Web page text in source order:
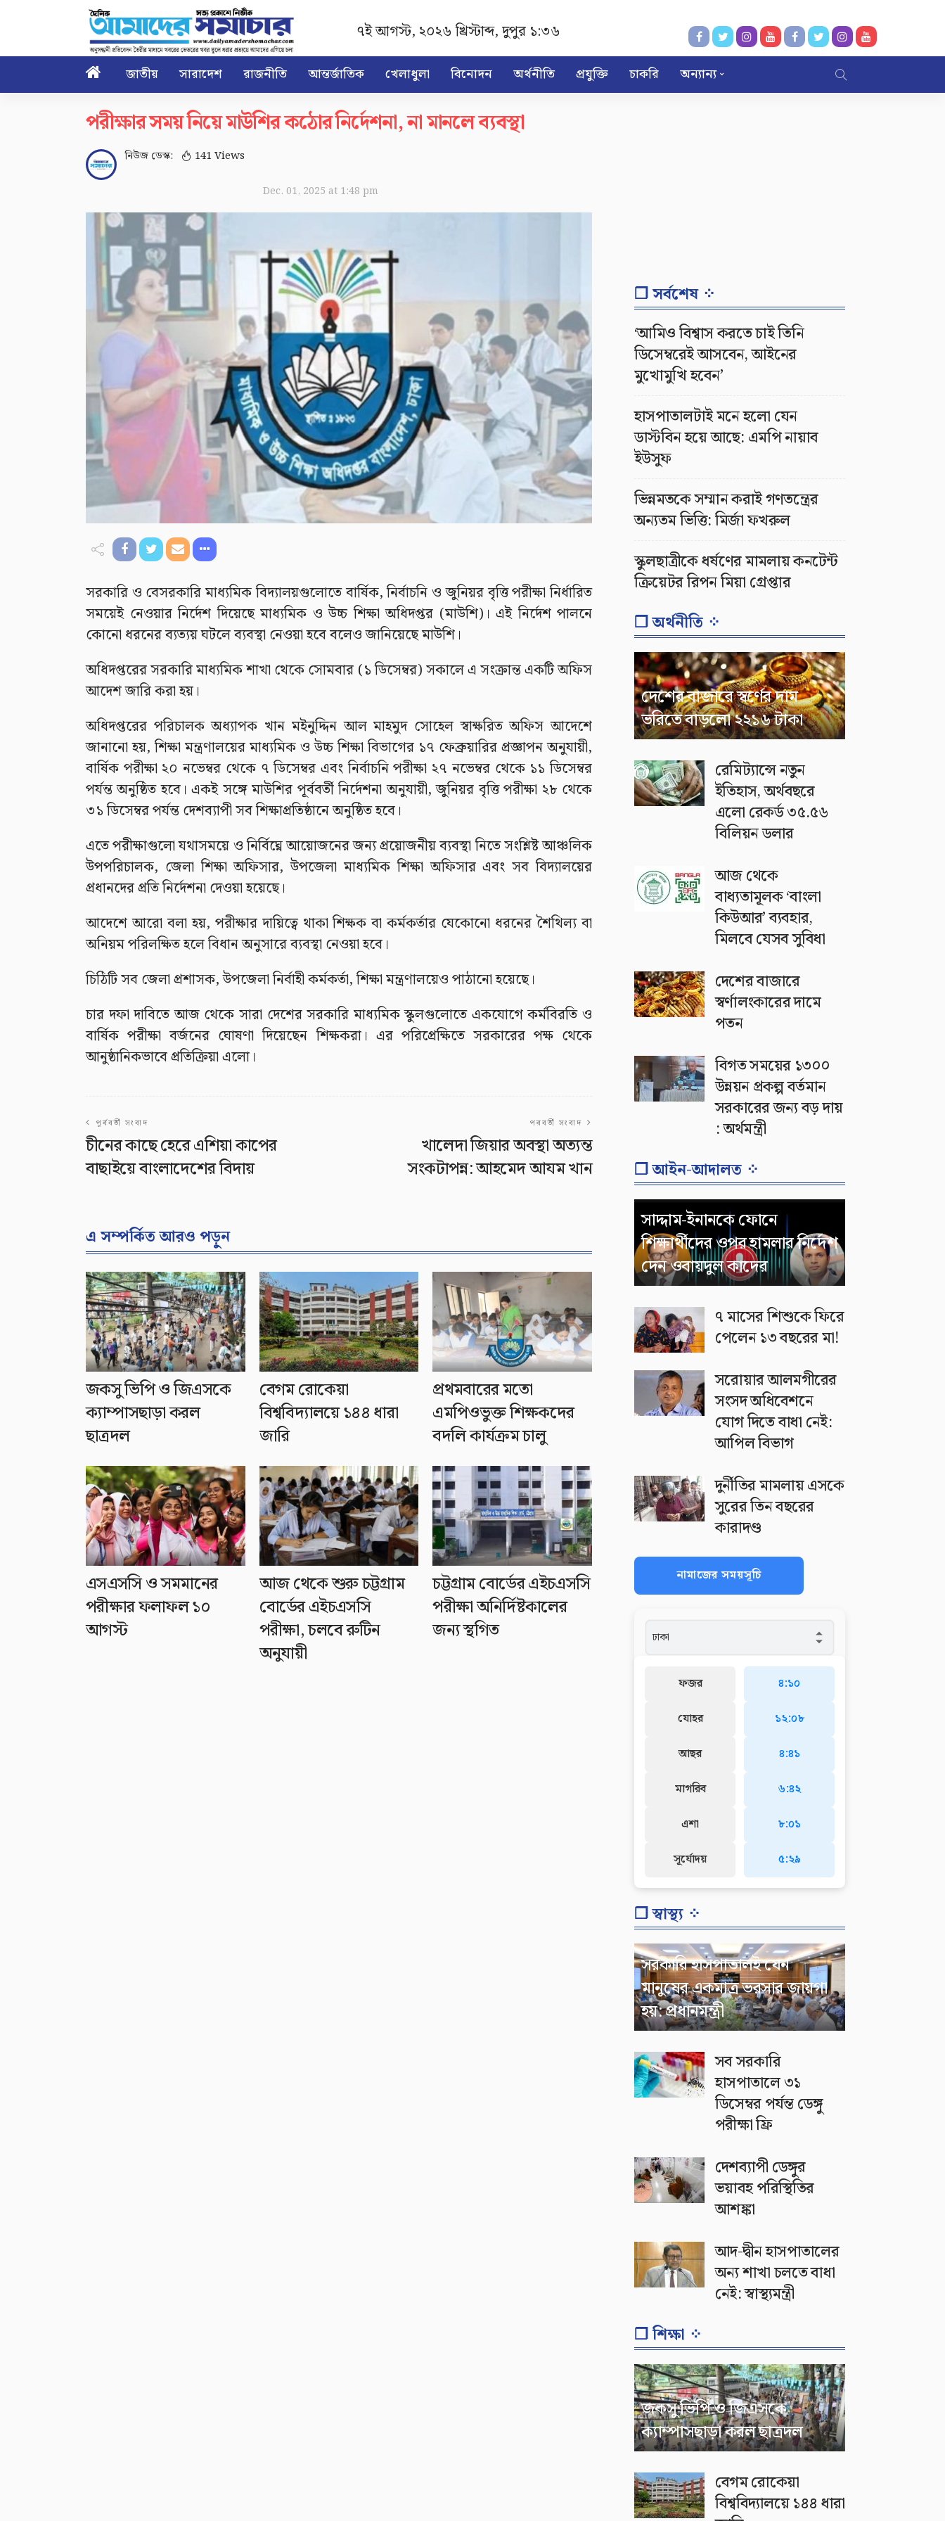
৭ই আগস্ট, ২০২৬ খ্রিস্টাব্দ,দুপুর ১:৩৬
 জাতীয় সারাদেশ রাজনীতি আন্তর্জাতিক খেলাধুলা বিনোদন অর্থনীতি প্রযুক্তি চাকরি অন্যান্য
পরীক্ষার সময় নিয়ে মাউশির কঠোর নির্দেশনা, না মানলে ব্যবস্থা
নিউজ ডেস্ক: 141 Views
Dec. 01, 2025 at 1:48 pm
সরকারি ও বেসরকারি মাধ্যমিক বিদ্যালয়গুলোতে বার্ষিক, নির্বাচনি ও জুনিয়র বৃত্তি পরীক্ষা নির্ধারিত
সময়েই নেওয়ার নির্দেশ দিয়েছে মাধ্যমিক ও উচ্চ শিক্ষা অধিদপ্তর (মাউশি)। এই নির্দেশ পালনে
কোনো ধরনের ব্যত্যয় ঘটলে ব্যবস্থা নেওয়া হবে বলেও জানিয়েছে মাউশি।
অধিদপ্তরের সরকারি মাধ্যমিক শাখা থেকে সোমবার (১ ডিসেম্বর) সকালে এ সংক্রান্ত একটি অফিস
আদেশ জারি করা হয়।
অধিদপ্তরের পরিচালক অধ্যাপক খান মইনুদ্দিন আল মাহমুদ সোহেল স্বাক্ষরিত অফিস আদেশে
জানানো হয়, শিক্ষা মন্ত্রণালয়ের মাধ্যমিক ও উচ্চ শিক্ষা বিভাগের ১৭ ফেব্রুয়ারির প্রজ্ঞাপন অনুযায়ী,
বার্ষিক পরীক্ষা ২০ নভেম্বর থেকে ৭ ডিসেম্বর এবং নির্বাচনি পরীক্ষা ২৭ নভেম্বর থেকে ১১ ডিসেম্বর
পর্যন্ত অনুষ্ঠিত হবে। একই সঙ্গে মাউশির পূর্ববর্তী নির্দেশনা অনুযায়ী, জুনিয়র বৃত্তি পরীক্ষা ২৮ থেকে
৩১ ডিসেম্বর পর্যন্ত দেশব্যাপী সব শিক্ষাপ্রতিষ্ঠানে অনুষ্ঠিত হবে।
এতে পরীক্ষাগুলো যথাসময়ে ও নির্বিঘ্নে আয়োজনের জন্য প্রয়োজনীয় ব্যবস্থা নিতে সংশ্লিষ্ট আঞ্চলিক
উপপরিচালক, জেলা শিক্ষা অফিসার, উপজেলা মাধ্যমিক শিক্ষা অফিসার এবং সব বিদ্যালয়ের
প্রধানদের প্রতি নির্দেশনা দেওয়া হয়েছে।
আদেশে আরো বলা হয়, পরীক্ষার দায়িত্বে থাকা শিক্ষক বা কর্মকর্তার যেকোনো ধরনের শৈথিল্য বা
অনিয়ম পরিলক্ষিত হলে বিধান অনুসারে ব্যবস্থা নেওয়া হবে।
চিঠিটি সব জেলা প্রশাসক, উপজেলা নির্বাহী কর্মকর্তা, শিক্ষা মন্ত্রণালয়েও পাঠানো হয়েছে।
চার দফা দাবিতে আজ থেকে সারা দেশের সরকারি মাধ্যমিক স্কুলগুলোতে একযোগে কর্মবিরতি ও
বার্ষিক পরীক্ষা বর্জনের ঘোষণা দিয়েছেন শিক্ষকরা। এর পরিপ্রেক্ষিতে সরকারের পক্ষ থেকে
আনুষ্ঠানিকভাবে প্রতিক্রিয়া এলো।
পূর্ববর্তী সংবাদ
চীনের কাছে হেরে এশিয়া কাপের
বাছাইয়ে বাংলাদেশের বিদায়
পরবর্তী সংবাদ
খালেদা জিয়ার অবস্থা অত্যন্ত
সংকটাপন্ন: আহমেদ আযম খান
এ সম্পর্কিত আরও পড়ুন
জকসু ভিপি ও জিএসকে
ক্যাম্পাসছাড়া করল
ছাত্রদল
বেগম রোকেয়া
বিশ্ববিদ্যালয়ে ১৪৪ ধারা
জারি
প্রথমবারের মতো
এমপিওভুক্ত শিক্ষকদের
বদলি কার্যক্রম চালু
এসএসসি ও সমমানের
পরীক্ষার ফলাফল ১০
আগস্ট
আজ থেকে শুরু চট্টগ্রাম
বোর্ডের এইচএসসি
পরীক্ষা, চলবে রুটিন
অনুযায়ী
চট্টগ্রাম বোর্ডের এইচএসসি
পরীক্ষা অনির্দিষ্টকালের
জন্য স্থগিত
❐ সর্বশেষ ⁘
‘আমিও বিশ্বাস করতে চাই তিনি
ডিসেম্বরেই আসবেন, আইনের
মুখোমুখি হবেন’
হাসপাতালটাই মনে হলো যেন
ডাস্টবিন হয়ে আছে: এমপি নায়াব
ইউসুফ
ভিন্নমতকে সম্মান করাই গণতন্ত্রের
অন্যতম ভিত্তি: মির্জা ফখরুল
স্কুলছাত্রীকে ধর্ষণের মামলায় কনটেন্ট
ক্রিয়েটর রিপন মিয়া গ্রেপ্তার
❐ অর্থনীতি ⁘
দেশের বাজারে স্বর্ণের দাম
ভরিতে বাড়লো ২২১৬ টাকা
রেমিট্যান্সে নতুন
ইতিহাস, অর্থবছরে
এলো রেকর্ড ৩৫.৫৬
বিলিয়ন ডলার
আজ থেকে
বাধ্যতামূলক ‘বাংলা
কিউআর’ ব্যবহার,
মিলবে যেসব সুবিধা
দেশের বাজারে
স্বর্ণালংকারের দামে
পতন
বিগত সময়ের ১৩০০
উন্নয়ন প্রকল্প বর্তমান
সরকারের জন্য বড় দায়
: অর্থমন্ত্রী
❐ আইন-আদালত ⁘
সাদ্দাম-ইনানকে ফোনে
শিক্ষার্থীদের ওপর হামলার নির্দেশ
দেন ওবায়দুল কাদের
৭ মাসের শিশুকে ফিরে
পেলেন ১৩ বছরের মা!
সরোয়ার আলমগীরের
সংসদ অধিবেশনে
যোগ দিতে বাধা নেই:
আপিল বিভাগ
দুর্নীতির মামলায় এসকে
সুরের তিন বছরের
কারাদণ্ড
নামাজের সময়সূচি
ফজর
যোহর
আছর
মাগরিব
এশা
সূর্যোদয়
৪:১০
১২:০৮
৪:৪১
৬:৪২
৮:০১
৫:২৯
❐ স্বাস্থ্য ⁘
সরকারি হাসপাতালই যেন
মানুষের একমাত্র ভরসার জায়গা
হয়: প্রধানমন্ত্রী
সব সরকারি
হাসপাতালে ৩১
ডিসেম্বর পর্যন্ত ডেঙ্গু
পরীক্ষা ফ্রি
দেশব্যাপী ডেঙ্গুর
ভয়াবহ পরিস্থিতির
আশঙ্কা
আদ-দ্বীন হাসপাতালের
অন্য শাখা চলতে বাধা
নেই: স্বাস্থ্যমন্ত্রী
❐ শিক্ষা ⁘
জকসু ভিপি ও জিএসকে
ক্যাম্পাসছাড়া করল ছাত্রদল
বেগম রোকেয়া
বিশ্ববিদ্যালয়ে ১৪৪ ধারা